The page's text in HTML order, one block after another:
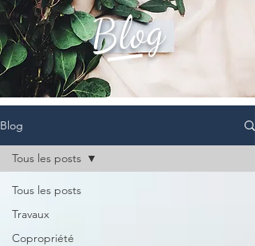
Blog
Blog
Tous les posts
Travaux
Copropriété
Tous les posts